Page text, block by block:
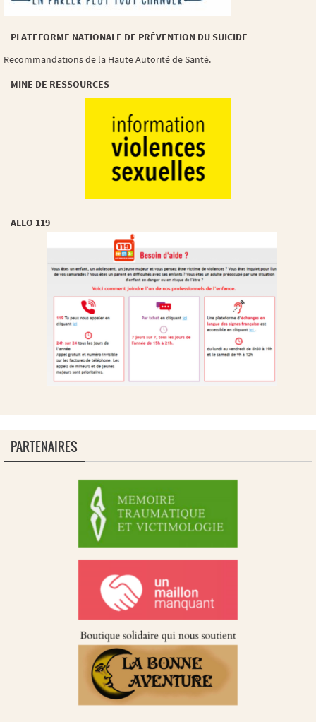
PLATEFORME NATIONALE DE PRÉVENTION DU SUICIDE
Recommandations de la Haute Autorité de Santé.
MINE DE RESSOURCES
ALLO 119
PARTENAIRES